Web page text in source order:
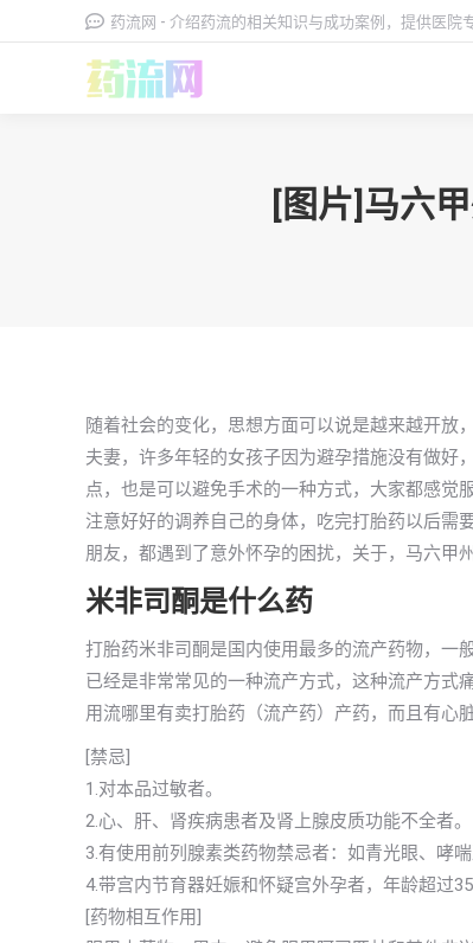
药流网 - 介绍药流的相关知识与成功案例，提供医院
[图片]马六
随着社会的变化，思想方面可以说是越来越开放
夫妻，许多年轻的女孩子因为避孕措施没有做好
点，也是可以避免手术的一种方式，大家都感觉
注意好好的调养自己的身体，吃完打胎药以后需
朋友，都遇到了意外怀孕的困扰，关于，马六甲
米非司酮是什么药
打胎药米非司酮是国内使用最多的流产药物，一
已经是非常常见的一种流产方式，这种流产方式
用流哪里有卖打胎药（流产药）产药，而且有心
[禁忌]
1.对本品过敏者。
2.心、肝、肾疾病患者及肾上腺皮质功能不全者。
3.有使用前列腺素类药物禁忌者：如青光眼、哮
4.带宫内节育器妊娠和怀疑宫外孕者，年龄超过35
[药物相互作用]